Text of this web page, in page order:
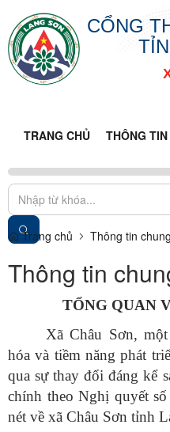
CỔNG
TRANG CHỦ THÔNG
Trang chủ Thông tin chung
Thông tin
TỔNG QUAN
Xã Châu Sơn,
hóa và tiềm năng phát
qua sự thay đổi đáng kể
chính theo Nghị quyết
nét về xã Châu Sơn tỉnh